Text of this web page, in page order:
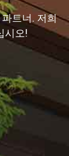
트너. 저희
시오!